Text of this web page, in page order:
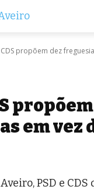
CDS propõem dez
em vez
PSD e